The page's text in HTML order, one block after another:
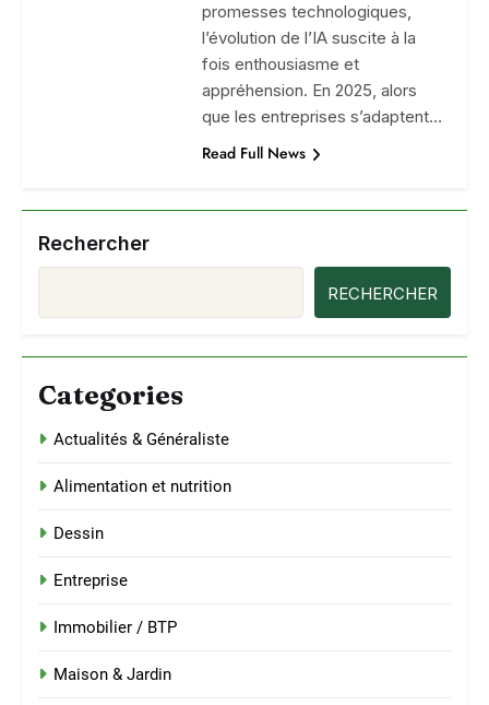
promesses technologiques,
l’évolution de l’IA suscite à la
fois enthousiasme et
appréhension. En 2025, alors
que les entreprises s’adaptent…
Read Full News
Rechercher
RECHERCHER
Categories
Actualités & Généraliste
Alimentation et nutrition
Dessin
Entreprise
Immobilier / BTP
Maison & Jardin